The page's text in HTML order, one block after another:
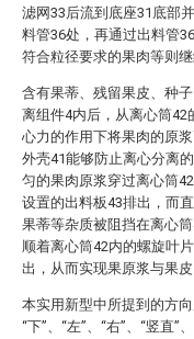
滤网33后流到底座31底部
料管36处，再通过出料管
符合粒径要求的果肉等则
含有果蒂、残留果皮、种
离组件4内后，从离心筒42
心力的作用下将果肉的原
外壳41能够防止离心分离
匀的果肉原浆穿过离心筒
设置的出料板43排出，而
果蒂等杂质被阻挡在离心
顺着离心筒42内的螺旋叶
出，从而实现果原浆与果
本实用新型中所提到的方向
“下”、“左”、“右”、“竖直”